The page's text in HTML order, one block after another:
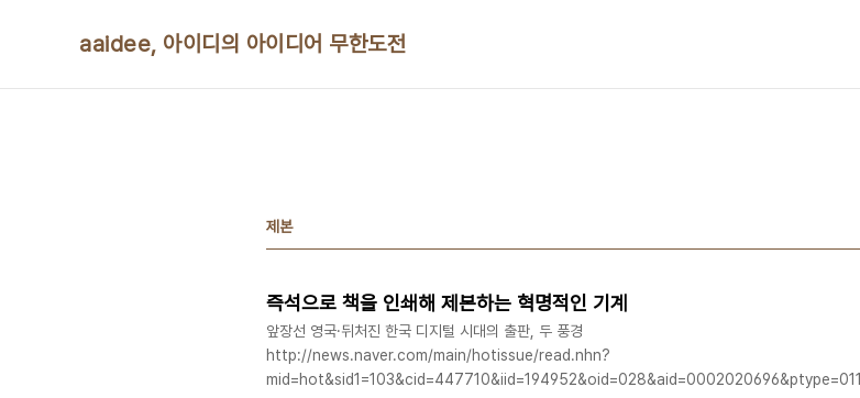
aaidee, 아이디의 아이디어 무한도전
제본
즉석으로 책을 인쇄해 제본하는 혁명적인 기계
앞장선 영국·뒤처진 한국 디지털 시대의 출판, 두 풍경
http://news.naver.com/main/hotissue/read.nhn?
mid=hot&sid1=103&cid=447710&iid=194952&oid=028&aid=0002020696&ptype=011